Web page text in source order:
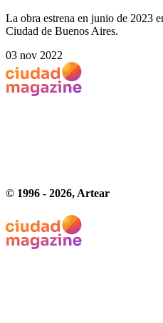
La obra estrena en junio de 2023
Ciudad de Buenos Aires.
03 nov 2022
© 1996 - 2026, Artear